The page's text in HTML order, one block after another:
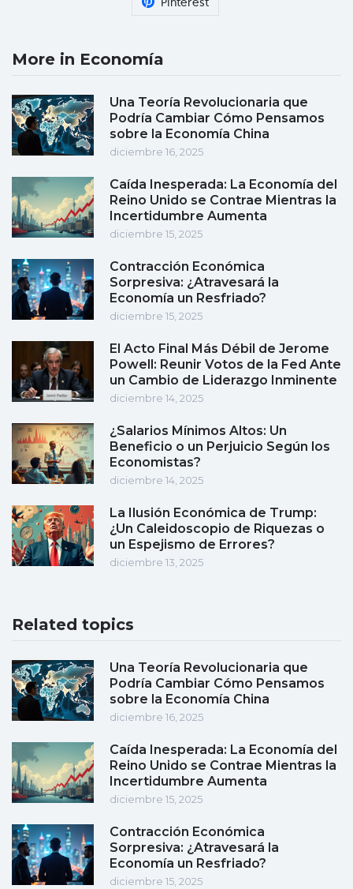
More in Economía
Una Teoría Revolucionaria que
Podría Cambiar Cómo Pensamos
sobre la Economía China
diciembre 16, 2025
Caída Inesperada: La Economía del
Reino Unido se Contrae Mientras la
Incertidumbre Aumenta
diciembre 15, 2025
Contracción Económica
Sorpresiva: ¿Atravesará la
Economía un Resfriado?
diciembre 15, 2025
El Acto Final Más Débil de Jerome
Powell: Reunir Votos de la Fed Ante
un Cambio de Liderazgo Inminente
diciembre 14, 2025
¿Salarios Mínimos Altos: Un
Beneficio o un Perjuicio Según los
Economistas?
diciembre 14, 2025
La Ilusión Económica de Trump:
¿Un Caleidoscopio de Riquezas o
un Espejismo de Errores?
diciembre 13, 2025
Related topics
Una Teoría Revolucionaria que
Podría Cambiar Cómo Pensamos
sobre la Economía China
diciembre 16, 2025
Caída Inesperada: La Economía del
Reino Unido se Contrae Mientras la
Incertidumbre Aumenta
diciembre 15, 2025
Contracción Económica
Sorpresiva: ¿Atravesará la
Economía un Resfriado?
diciembre 15, 2025